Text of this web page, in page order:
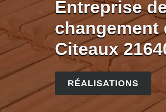
Entreprise
changement
Citeaux
RÉALISATIONS